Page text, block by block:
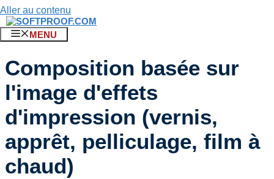
Aller au contenu
MENU
Composition basée sur
l'image d'effets
d'impression (vernis,
apprêt, pelliculage, film à
chaud)